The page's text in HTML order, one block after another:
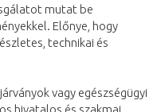
mutat be
Előnye, hogy
technikai és
vagy egészségügyi
hivatalos és szakmai